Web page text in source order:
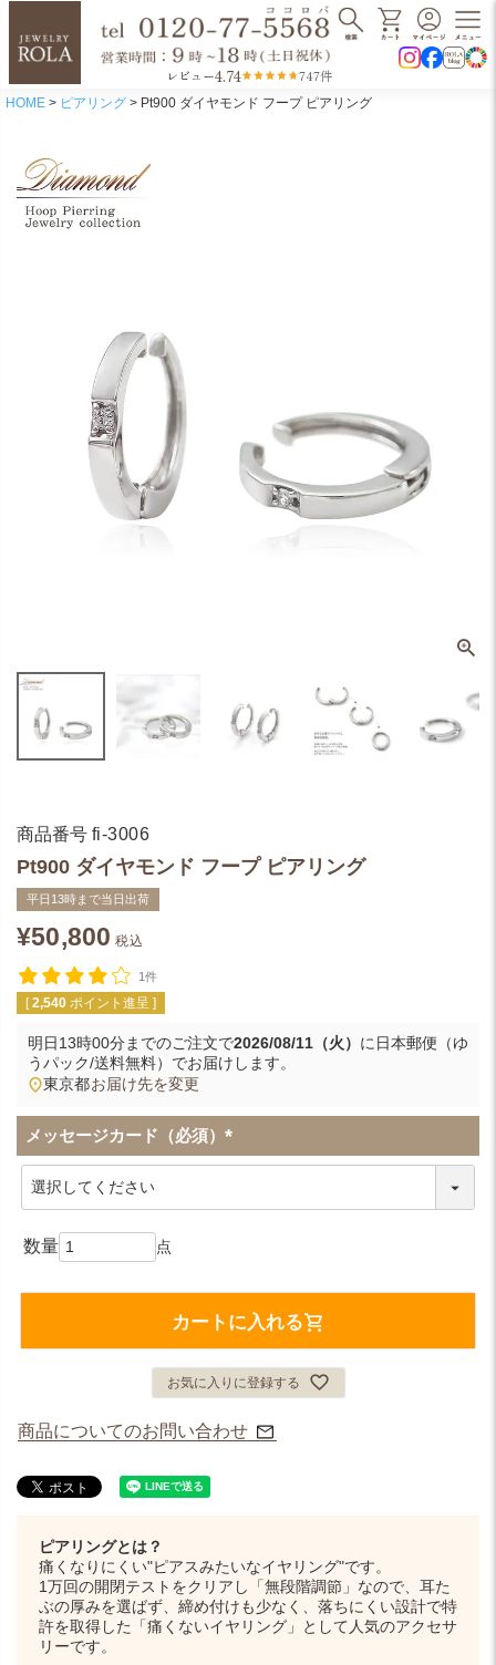
レビュー4.74 747件
HOME ピアリング Pt900 ダイヤモンド フープ ピアリング
商品番号 fi-3006
Pt900 ダイヤモンド フープ ピアリング
平日13時まで当日出荷
¥50,800 税込
1件
[ 2,540 ポイント進呈 ]
明日13時00分までのご注文で2026/08/11（火） に 日本郵便（ゆ
うパック/送料無料） でお届けします。
東京都お届け先を変更
メッセージカード（必須）
(
カートに入れる
お気に入りに登録する
商品についてのお問い合わせ
ピアリングとは？
痛くなりにくい"ピアスみたいなイヤリング"です。
1万回の開閉テストをクリアし「無段階調節」なので、耳た
ぶの厚みを選ばず、締め付けも少なく、落ちにくい設計で特
許を取得した「痛くないイヤリング」として人気のアクセサ
リーです。